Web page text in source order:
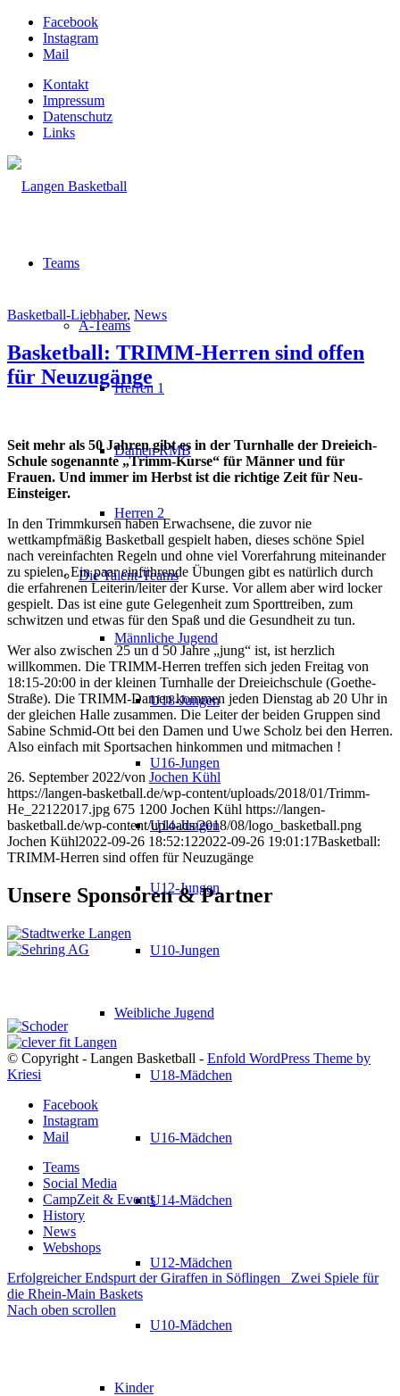
Facebook
Instagram
Mail
Kontakt
Impressum
Datenschutz
Links
Teams
A-Teams
Herren 1
Damen RMB
Herren 2
Die Talent-Teams
Männliche Jugend
U18-Jungen
U16-Jungen
U14-Jungen
U12-Jungen
U10-Jungen
Weibliche Jugend
U18-Mädchen
U16-Mädchen
U14-Mädchen
U12-Mädchen
U10-Mädchen
Kinder
Basketball-Liebhaber, News
Basketball: TRIMM-Herren sind offen
für Neuzugänge
Seit mehr als 50 Jahren gibt es in der Turnhalle der Dreieich-
Schule sogenannte „Trimm-Kurse“ für Männer und für
Frauen. Und immer im Herbst ist die richtige Zeit für Neu-
Einsteiger.
In den Trimmkursen haben Erwachsene, die zuvor nie
wettkampfmäßig Basketball gespielt haben, dieses schöne Spiel
nach vereinfachten Regeln und ohne viel Vorerfahrung miteinander
zu spielen. Ein paar einführende Übungen gibt es natürlich durch
die erfahrenen Leiterin/leiter der Kurse. Vor allem aber wird locker
gespielt. Das ist eine gute Gelegenheit zum Sporttreiben, zum
schwitzen und etwas für den Spaß und die Gesundheit zu tun.
Wer also zwischen 25 un d 50 Jahre „jung“ ist, ist herzlich
willkommen. Die TRIMM-Herren treffen sich jeden Freitag von
18:15-20:00 in der kleinen Turnhalle der Dreieichschule (Goethe-
Straße). Die TRIMM-Damen kommen jeden Dienstag ab 20 Uhr in
der gleichen Halle zusammen. Die Leiter der beiden Gruppen sind
Sabine Schmid-Ott bei den Damen und Uwe Scholz bei den Herren.
Also einfach mit Sportsachen hinkommen und mitmachen !
26. September 2022/von Jochen Kühl
https://langen-basketball.de/wp-content/uploads/2018/01/Trimm-
He_22122017.jpg 675 1200 Jochen Kühl https://langen-
basketball.de/wp-content/uploads/2018/08/logo_basketball.png
Jochen Kühl2022-09-26 18:52:122022-09-26 19:01:17Basketball:
TRIMM-Herren sind offen für Neuzugänge
Unsere Sponsoren & Partner
© Copyright - Langen Basketball - Enfold WordPress Theme by
Kriesi
Facebook
Instagram
Mail
Teams
Social Media
CampZeit & Events
History
News
Webshops
Erfolgreicher Endspurt der Giraffen in Söflingen
Zwei Spiele für
die Rhein-Main Baskets
Nach oben scrollen